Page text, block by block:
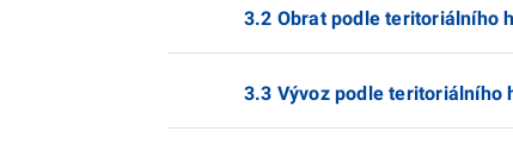
3.2 Obrat podle teritoriálního
3.3 Vývoz podle teritoriálního